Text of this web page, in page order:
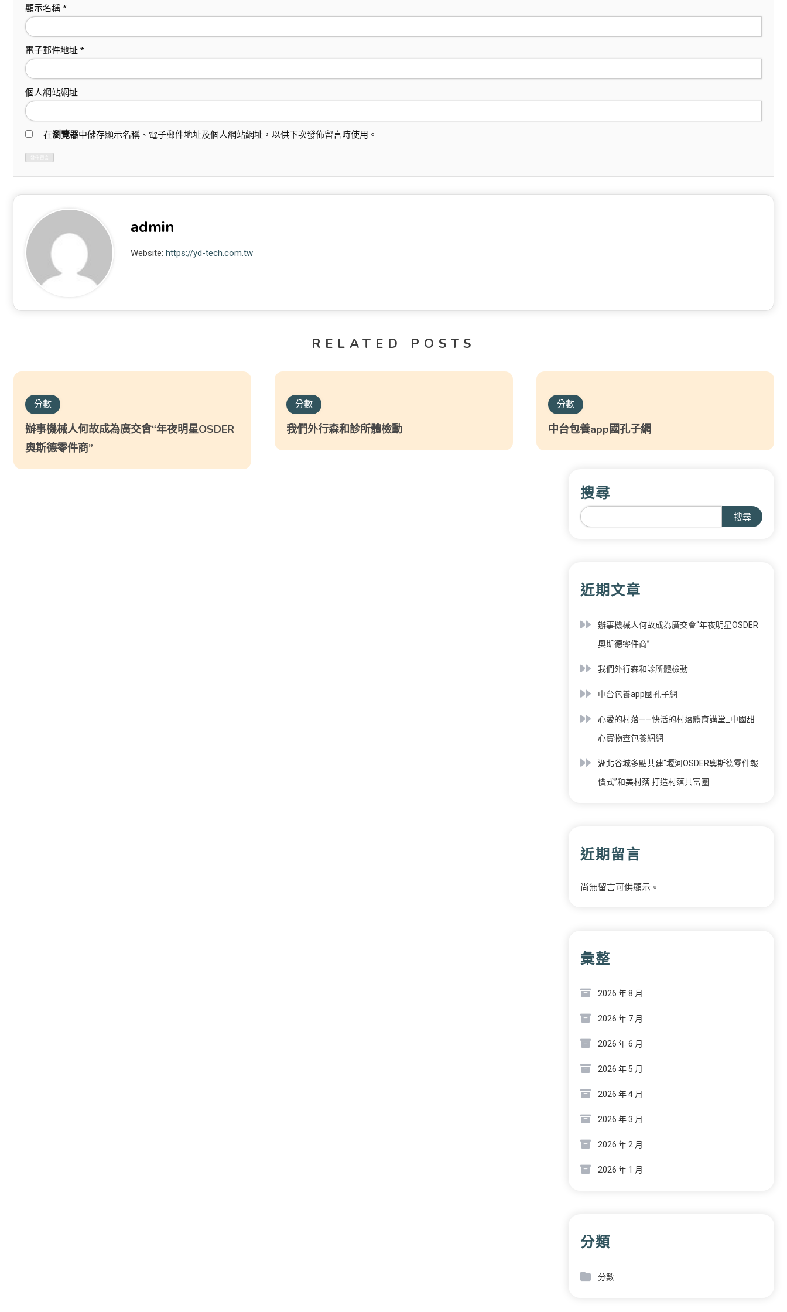
顯示名稱 *
電子郵件地址 *
個人網站網址
在瀏覽器中儲存顯示名稱、電子郵件地址及個人網站網址，以供下次發佈留言時使用。
admin
Website:https://yd-tech.com.tw
RELATED POSTS
分數
辦事機械人何故成為廣交會“年夜明星OSDER
奧斯德零件商”
分數
我們外行森和診所體檢動
分數
中台包養app國孔子網
搜尋
搜尋
近期文章
辦事機械人何故成為廣交會“年夜明星OSDER
奧斯德零件商”
我們外行森和診所體檢動
中台包養app國孔子網
心愛的村落——快活的村落體育講堂_中國甜
心寶物查包養網網
湖北谷城多點共建“堰河OSDER奧斯德零件報
價式”和美村落 打造村落共富圈
近期留言
尚無留言可供顯示。
彙整
2026 年 8 月
2026 年 7 月
2026 年 6 月
2026 年 5 月
2026 年 4 月
2026 年 3 月
2026 年 2 月
2026 年 1 月
分類
分數